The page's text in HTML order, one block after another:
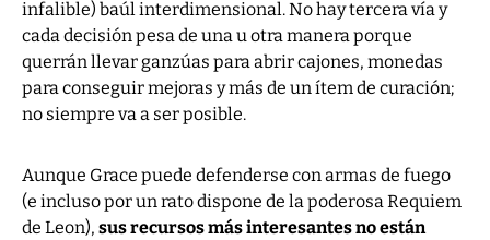
infalible) baúl interdimensional. No hay tercera vía y
cada decisión pesa de una u otra manera porque
querrán llevar ganzúas para abrir cajones, monedas
para conseguir mejoras y más de un ítem de curación;
no siempre va a ser posible.
Aunque Grace puede defenderse con armas de fuego
(e incluso por un rato dispone de la poderosa Requiem
de Leon), sus recursos más interesantes no están